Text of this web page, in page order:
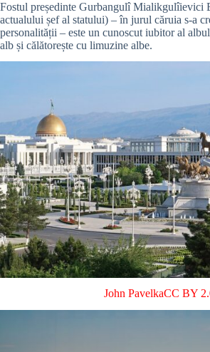
Fostul președinte Gurbangulî Mialikgulîievici
actualului șef al statului) – în jurul căruia s-a
personalității – este un cunoscut iubitor al
alb și călătorește cu limuzine albe.
John PavelkaCC BY